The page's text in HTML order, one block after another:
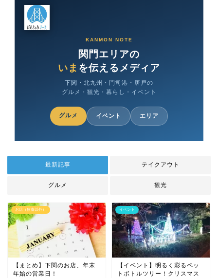
KANMON NOTE
関門エリアの
いま を伝えるメディア
下関・北九州・門司港・唐戸の
グルメ・観光・暮らし・イベント
グルメ イベント エリア
最新記事 テイクアウト
グルメ 観光
お店（飲食以外）
【まとめ】下関のお店、年末
年始の営業日！
イベント
【イベント】明るく彩るペッ
トボトルツリー！クリスマス